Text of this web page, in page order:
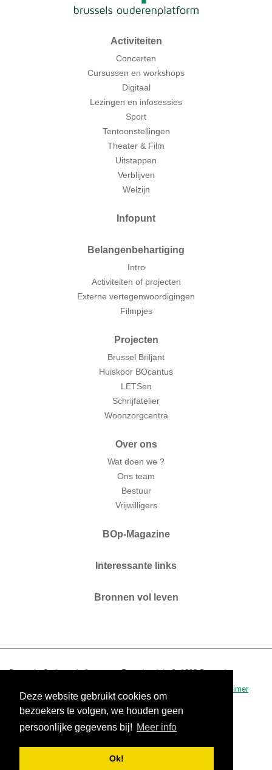
Deze website gebruikt cookies om
bezoekers te volgen, we houden geen
persoonlijke gegevens bij! Meer info
Ok!
Activiteiten
Concerten
Cursussen en workshops
Digitaal
Lezingen en infosessies
Sport
Tentoonstellingen
Theater & Film
Uitstappen
Verblijven
Welzijn
Infopunt
Belangenbehartiging
Intro
Activiteiten of projecten
Externe vertegenwoordigingen
Filmpjes
Projecten
Brussel Briljant
Huiskoor BOcantus
LETSen
Schrijfatelier
Woonzorgcentra
Over ons
Wat doen we ?
Ons team
Bestuur
Vrijwilligers
BOp-Magazine
Interessante links
Bronnen vol leven
Brussels Ouderenplatform vzw. Zaterdagplein 6. 1000 Brussel.
disclaimer
0434.390.942 - RPR Brussel